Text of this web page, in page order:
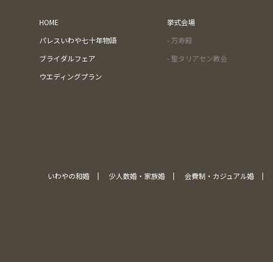
HOME
パレスいわや七十年物語
ブライダルフェア
ウエディングプラン
挙式会場
- 万寿殿
- 聖タリアセン教会
いわやの和婚 少人数婚・家族婚 会費制・カジュアル婚